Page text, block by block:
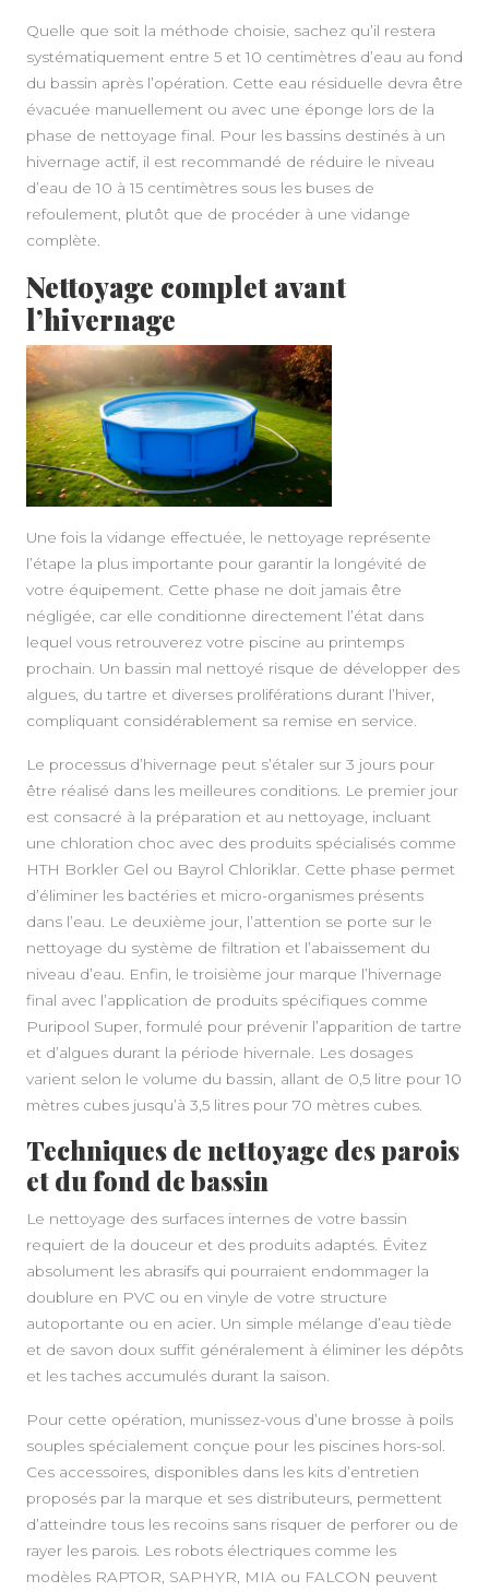
Quelle que soit la méthode choisie, sachez qu’il restera
systématiquement entre 5 et 10 centimètres d’eau au fond
du bassin après l’opération. Cette eau résiduelle devra être
évacuée manuellement ou avec une éponge lors de la
phase de nettoyage final. Pour les bassins destinés à un
hivernage actif, il est recommandé de réduire le niveau
d’eau de 10 à 15 centimètres sous les buses de
refoulement, plutôt que de procéder à une vidange
complète.
Nettoyage complet avant
l’hivernage
Une fois la vidange effectuée, le nettoyage représente
l’étape la plus importante pour garantir la longévité de
votre équipement. Cette phase ne doit jamais être
négligée, car elle conditionne directement l’état dans
lequel vous retrouverez votre piscine au printemps
prochain. Un bassin mal nettoyé risque de développer des
algues, du tartre et diverses proliférations durant l’hiver,
compliquant considérablement sa remise en service.
Le processus d’hivernage peut s’étaler sur 3 jours pour
être réalisé dans les meilleures conditions. Le premier jour
est consacré à la préparation et au nettoyage, incluant
une chloration choc avec des produits spécialisés comme
HTH Borkler Gel ou Bayrol Chloriklar. Cette phase permet
d’éliminer les bactéries et micro-organismes présents
dans l’eau. Le deuxième jour, l’attention se porte sur le
nettoyage du système de filtration et l’abaissement du
niveau d’eau. Enfin, le troisième jour marque l’hivernage
final avec l’application de produits spécifiques comme
Puripool Super, formulé pour prévenir l’apparition de tartre
et d’algues durant la période hivernale. Les dosages
varient selon le volume du bassin, allant de 0,5 litre pour 10
mètres cubes jusqu’à 3,5 litres pour 70 mètres cubes.
Techniques de nettoyage des parois
et du fond de bassin
Le nettoyage des surfaces internes de votre bassin
requiert de la douceur et des produits adaptés. Évitez
absolument les abrasifs qui pourraient endommager la
doublure en PVC ou en vinyle de votre structure
autoportante ou en acier. Un simple mélange d’eau tiède
et de savon doux suffit généralement à éliminer les dépôts
et les taches accumulés durant la saison.
Pour cette opération, munissez-vous d’une brosse à poils
souples spécialement conçue pour les piscines hors-sol.
Ces accessoires, disponibles dans les kits d’entretien
proposés par la marque et ses distributeurs, permettent
d’atteindre tous les recoins sans risquer de perforer ou de
rayer les parois. Les robots électriques comme les
modèles RAPTOR, SAPHYR, MIA ou FALCON peuvent